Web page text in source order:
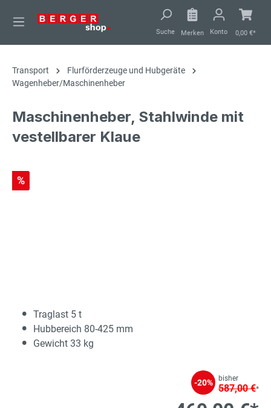
springen
Suche Merken Konto 0,00 €*
Transport
Flurförderzeuge und Hubgeräte
Wagenheber/Maschinenheber
Maschinenheber, Stahlwinde mit
vestellbarer Klaue
%
Traglast 5 t
Hubbereich 80-425 mm
Gewicht 33 kg
-20% bisher
587,00 €*